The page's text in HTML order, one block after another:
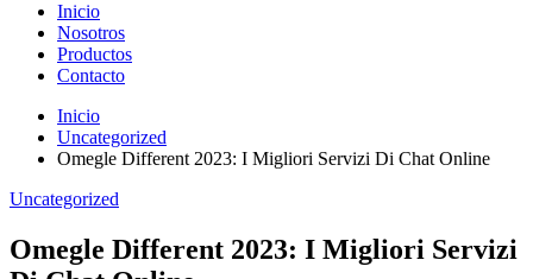
Inicio
Nosotros
Productos
Contacto
Inicio
Uncategorized
Omegle Different 2023: I Migliori Servizi Di Chat Online
Uncategorized
Omegle Different 2023: I Migliori Servizi